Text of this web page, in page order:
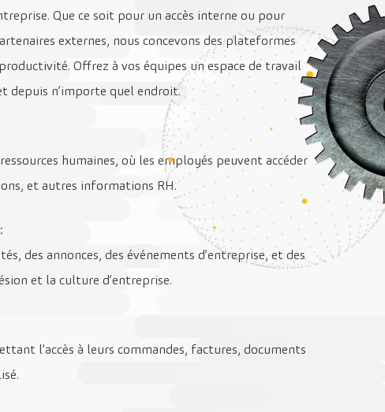
Que ce soit pour un accès interne ou pour
externes, nous concevons des plateformes
Offrez à vos équipes un espace de travail
depuis n’importe quel endroit.
humaines, où les employés peuvent accéder
et autres informations RH.
:
des annonces, des événements d’entreprise, et des
et la culture d’entreprise.
l’accès à leurs commandes, factures, documents